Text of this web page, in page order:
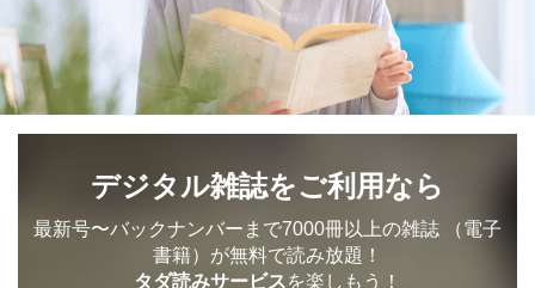
デジタル雑誌をご利用なら
最新号〜バックナンバーまで7000冊以上の雑誌 （電子
書籍）が無料で読み放題！
タダ読みサービスを楽しもう！